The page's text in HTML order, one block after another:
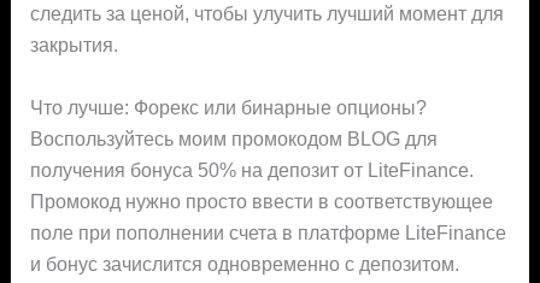
следить за ценой, чтобы улучить лучший момент для
закрытия.
Что лучше: Форекс или бинарные опционы?
Воспользуйтесь моим промокодом BLOG для
получения бонуса 50% на депозит от LiteFinance.
Промокод нужно просто ввести в соответствующее
поле при пополнении счета в платформе LiteFinance
и бонус зачислится одновременно с депозитом.